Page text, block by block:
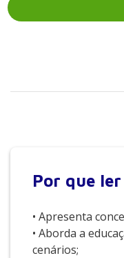
Por que
• Apresenta
• Aborda a
cenários;